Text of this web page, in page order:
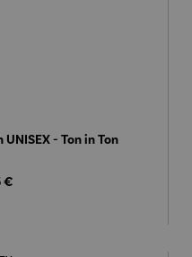
- Ton in Ton
Preis:
€